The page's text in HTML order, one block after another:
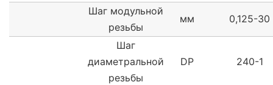
Шаг модульной
резьбы
мм 0,125-30
Шаг
диаметральной
резьбы
DP 240-1